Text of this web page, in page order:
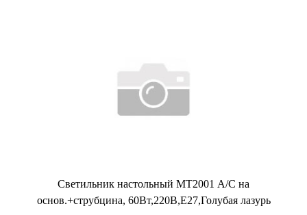
Светильник настольный МТ2001 А/С на
основ.+струбцина, 60Вт,220В,Е27,Голубая лазурь